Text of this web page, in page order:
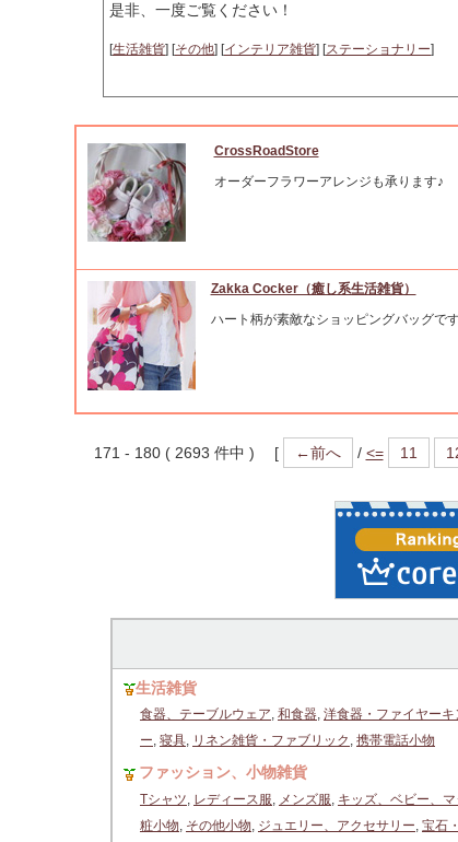
是非、一度ご覧ください！
[生活雑貨] [その他] [インテリア雑貨] [ステーショナリー]
CrossRoadStore
オーダーフラワーアレンジも承ります♪
Zakka Cocker（癒し系生活雑貨）
ハート柄が素敵なショッピングバッグです
171 - 180 ( 2693 件中 ) [ ←前へ / <= 11
生活雑貨
食器、テーブルウェア, 和食器, 洋食器・ファイヤーキ
ー, 寝具, リネン雑貨・ファブリック , 携帯電話小物
ファッション、小物雑貨
Tシャツ, レディース服, メンズ服, キッズ、ベビー、マ
粧小物, その他小物, ジュエリー、アクセサリー, 宝石